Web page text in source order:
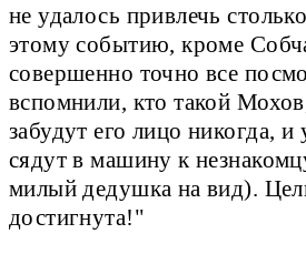
не удалось привлечь
этому событию, кроме
совершенно точно все
вспомнили, кто такой
забудут его лицо никогда, и
сядут в машину к
милый дедушка на вид).
достигнута!"